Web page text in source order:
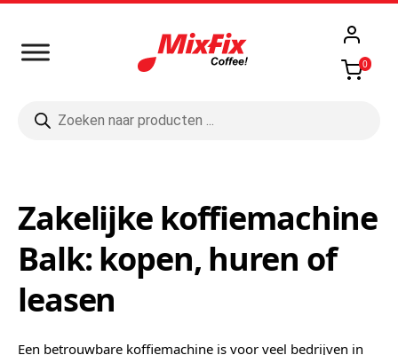
0
zoeken
Zakelijke koffiemachine
Balk: kopen, huren of
leasen
Een betrouwbare koffiemachine is voor veel bedrijven in